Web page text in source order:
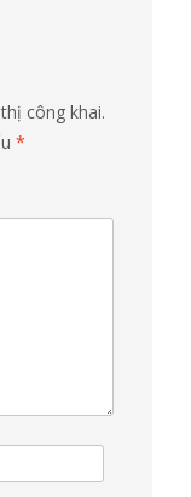
công khai.
*